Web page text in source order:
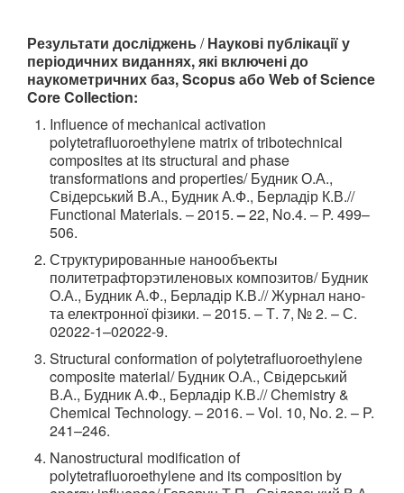
Результати досліджень/Наукові публікації у
періодичних виданнях, які включені до
наукометричних баз, Scopus або Web of Science
Core Collection:
Influence of mechanical activation
polytetrafluoroethylene matrix of tribotechnical
composites at its structural and phase
transformations and properties/ Будник О.А.,
Свідерський В.А., Будник А.Ф., Берладір К.В.//
Functional Materials. – 2015.–22, No.4. – P. 499–
506.
Структурированные нанообъекты
политетрафторэтиленовых композитов/ Будник
О.А., Будник А.Ф., Берладір К.В.// Журнал нано-
та електронної фізики. – 2015. – Т. 7, № 2. – С.
02022-1–02022-9.
Structural conformation of polytetrafluoroethylene
composite material/ Будник О.А., Свідерський
В.А., Будник А.Ф., Берладір К.В.// Chemistry &
Chemical Technology. – 2016. – Vol. 10, No. 2. – P.
241–246.
Nanostructural modification of
polytetrafluoroethylene and its composition by